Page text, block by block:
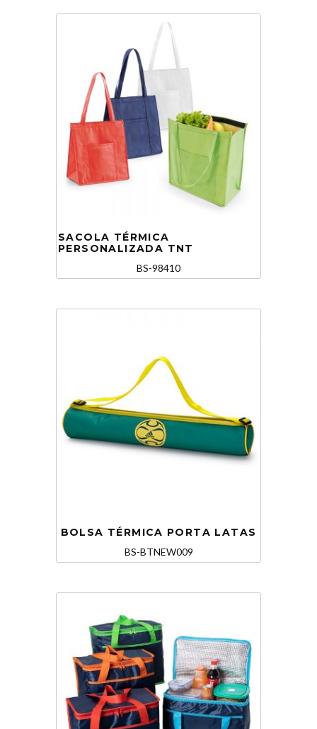
SACOLA TÉRMICA
PERSONALIZADA TNT
BS-98410
BOLSA TÉRMICA PORTA LATAS
BS-BTNEW009